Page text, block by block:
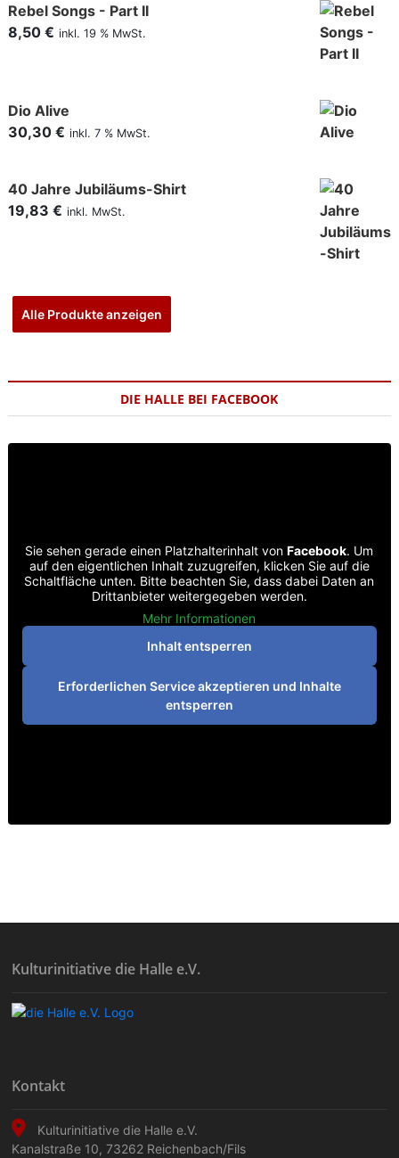
Rebel Songs - Part II
8,50 € inkl. 19 % MwSt.
Dio Alive
30,30 € inkl. 7 % MwSt.
40 Jahre Jubiläums-Shirt
19,83 € inkl. MwSt.
Alle Produkte anzeigen
DIE HALLE BEI FACEBOOK
Sie sehen gerade einen Platzhalterinhalt vonFacebook. Um
auf den eigentlichen Inhalt zuzugreifen, klicken Sie auf die
Schaltfläche unten. Bitte beachten Sie, dass dabei Daten an
Drittanbieter weitergegeben werden.
Mehr Informationen
Inhalt entsperren
Erforderlichen Service akzeptieren und Inhalte
entsperren
Kulturinitiative die Halle e.V.
Kontakt
Kulturinitiative die Halle e.V.
Kanalstraße 10,73262 Reichenbach/Fils